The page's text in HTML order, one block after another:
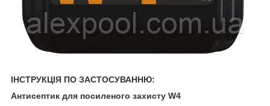
ІНСТРУКЦІЯ ПО ЗАСТОСУВАННЮ:
Антисептик для посиленого захисту W4